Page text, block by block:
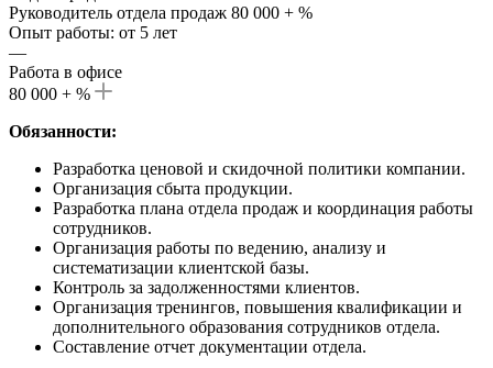
Руководитель отдела продаж 80 000 + %
Опыт работы: от 5 лет
—
Работа в офисе
80 000 + %
Обязанности:
Разработка ценовой и скидочной политики компании.
Организация сбыта продукции.
Разработка плана отдела продаж и координация работы
сотрудников.
Организация работы по ведению, анализу и
систематизации клиентской базы.
Контроль за задолженностями клиентов.
Организация тренингов, повышения квалификации и
дополнительного образования сотрудников отдела.
Составление отчет документации отдела.